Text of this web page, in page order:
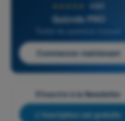
4,6/5
Quizvds PRO
Commencer maintenant
S'inscrire à la Newsletter
L'inscription est gratuite